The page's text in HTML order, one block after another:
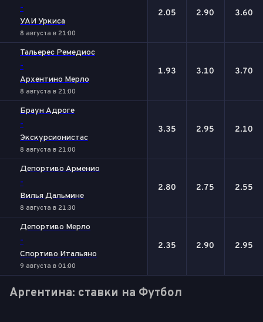
-
УАИ Уркиса
8 августа в 21:00
2.05 2.90 3.60
Тальерес Ремедиос
-
Архентино Мерло
8 августа в 21:00
1.93 3.10 3.70
Браун Адроге
-
Экскурсионистас
8 августа в 21:00
3.35 2.95 2.10
Депортиво Арменио
-
Вилья Дальмине
8 августа в 21:30
2.80 2.75 2.55
Депортиво Мерло
-
Спортиво Итальяно
9 августа в 01:00
2.35 2.90 2.95
Аргентина: ставки на Футбол